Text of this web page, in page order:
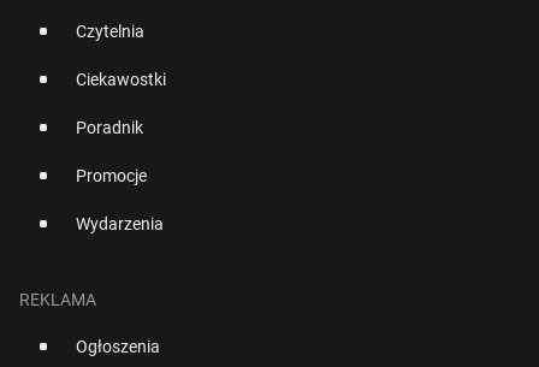
Czytelnia
Ciekawostki
Poradnik
Promocje
Wydarzenia
REKLAMA
Ogłoszenia